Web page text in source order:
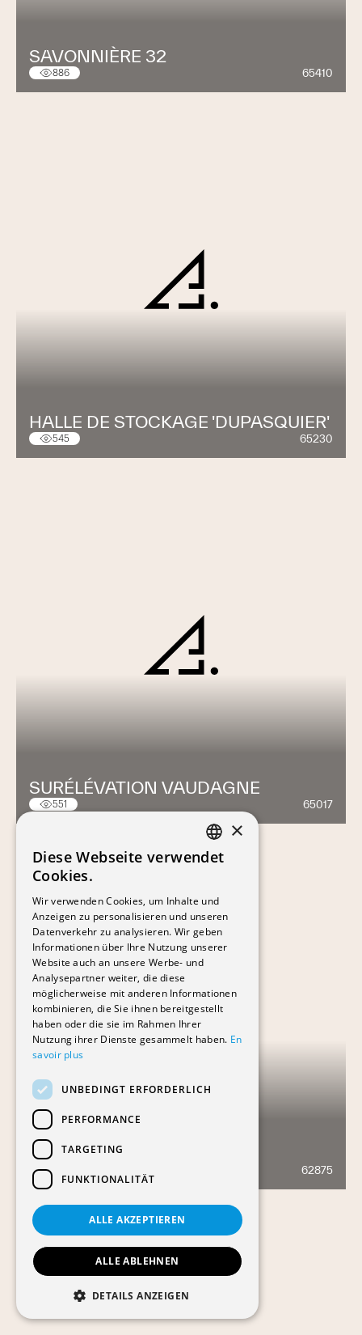
SAVONNIÈRE 32
886 65410
HALLE DE STOCKAGE 'DUPASQUIER'
545 65230
SURÉLÉVATION VAUDAGNE
551 65017
AVENUE PESCHIER 40-50
62875
FRENCH
×
Diese Webseite verwendet
Cookies.
Wir verwenden Cookies, um Inhalte und
Anzeigen zu personalisieren und unseren
Datenverkehr zu analysieren. Wir geben
Informationen über Ihre Nutzung unserer
Website auch an unsere Werbe- und
Analysepartner weiter, die diese
möglicherweise mit anderen Informationen
kombinieren, die Sie ihnen bereitgestellt
haben oder die sie im Rahmen Ihrer
Nutzung ihrer Dienste gesammelt haben. En
savoir plus
UNBEDINGT ERFORDERLICH
PERFORMANCE
TARGETING
FUNKTIONALITÄT
ALLE AKZEPTIEREN
ALLE ABLEHNEN
DETAILS ANZEIGEN